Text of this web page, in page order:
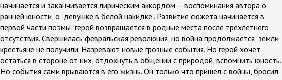
начинается и заканчивается лирическим аккордом -- воспоминания автора о
ранней юности, о "девушке в белой накидке". Развитие сюжета начинается в
первой части поэмы: герой возвращается в родные места после трехлетнего
отсутствия. Свершилась февральская революция, но война продолжается, земли
крестьяне не получили. Назревают новые грозные события. Но герой хочет
остаться в стороне от них, отдохнуть в общении с природой, вспомнить юность.
Но события сами врываются в его жизнь. Он только что пришел с войны, бросил